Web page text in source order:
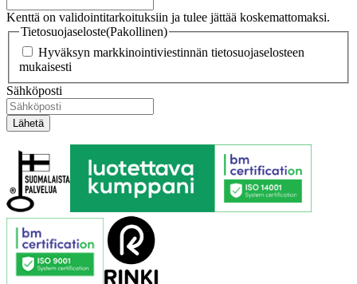
Kenttä on validointitarkoituksiin ja tulee jättää koskemattomaksi.
Tietosuojaseloste(Pakollinen)
Hyväksyn markkinointiviestinnän tietosuojaselosteen
mukaisesti
Sähköposti